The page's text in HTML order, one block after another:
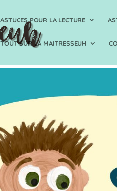
ASTUCES POUR LA LECTURE
TOUT SUR LA MAITRESSEUH